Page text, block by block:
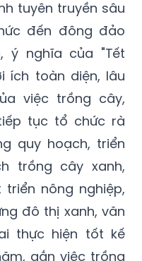
tuyên truyền sâu
đến đông đảo
ý nghĩa của "Tết
ích toàn diện, lâu
việc trồng cây,
tục tổ chức rà
quy hoạch, triển
trồng cây xanh,
nông nghiệp,
đô thị xanh, văn
thực hiện tốt kế
gắn việc trồng